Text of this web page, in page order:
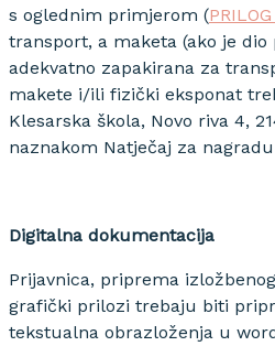
s oglednim primjerom (
transport, a maketa (ako je
adekvatno zapakirana za
makete i/ili fizički eksponat
Klesarska škola, Novo riva 4,
naznakom Natječaj za nagradu
Digitalna dokumentacija
Prijavnica, priprema
grafički prilozi trebaju biti
tekstualna obrazloženja u